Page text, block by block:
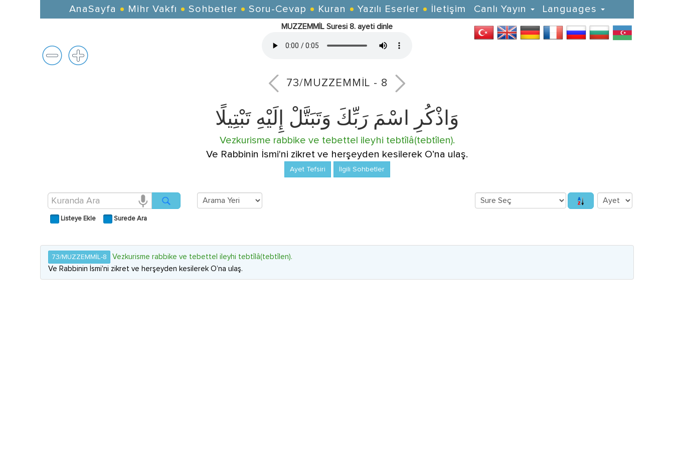
AnaSayfa Mihr Vakfı Sohbetler Soru-Cevap Kuran Yazılı Eserler İletişim Canlı Yayın Languages
MUZZEMMİL Suresi 8. ayeti dinle
73/MUZZEMMİL - 8
وَاذْكُرِ اسْمَ رَبِّكَ وَتَبَتَّلْ إِلَيْهِ تَبْتِيلًا
Vezkurisme rabbike ve tebettel ileyhi tebtîlâ(tebtîlen).
Ve Rabbinin İsmi'ni zikret ve herşeyden kesilerek O’na ulaş.
Ayet Tefsiri İlgili Sohbetler
Listeye Ekle Surede Ara
73/MUZZEMMİL-8
Vezkurisme rabbike ve tebettel ileyhi tebtîlâ(tebtîlen).
Ve Rabbinin İsmi'ni zikret ve herşeyden kesilerek O’na ulaş.